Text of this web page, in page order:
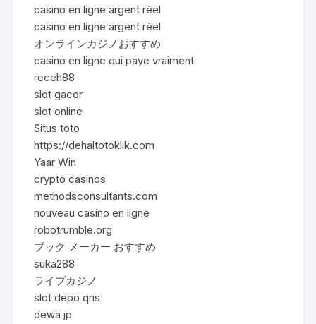
casino en ligne argent réel
casino en ligne argent réel
オンラインカジノおすすめ
casino en ligne qui paye vraiment
receh88
slot gacor
slot online
Situs toto
https://dehaltotoklik.com
Yaar Win
crypto casinos
methodsconsultants.com
nouveau casino en ligne
robotrumble.org
ブック メーカー おすすめ
suka288
ライブカジノ
slot depo qris
dewa jp